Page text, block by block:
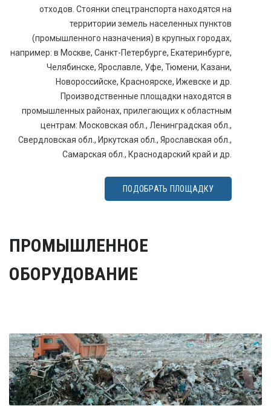
ПОДОБРАТЬ ПЛОЩАДКУ
ПРОМЫШЛЕННОЕ
ОБОРУДОВАНИЕ
отходов. Стоянки спецтранспорта находятся на
территории земель населенных пунктов
(промышленного назначения) в крупных городах,
например: в Москве, Санкт-Петербурге, Екатеринбурге,
Челябинске, Ярославле, Уфе, Тюмени, Казани,
Новороссийске, Красноярске, Ижевске и др.
Производственные площадки находятся в
промышленных районах, прилегающих к областным
центрам: Московская обл., Ленинградская обл.,
Свердловская обл., Иркутская обл., Ярославская обл.,
Самарская обл., Краснодарский край и др.